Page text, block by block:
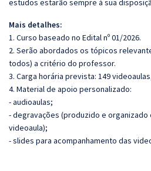
estudos estarão sempre à sua
Mais detalhes:
1. Curso baseado no Edital nº 01/2026.
2. Serão abordados os tópicos
todos) a critério do professor.
3. Carga horária prevista: 149
4. Material de apoio personalizado:
- audioaulas;
- degravações (produzido e
videoaula);
- slides para acompanhamento das